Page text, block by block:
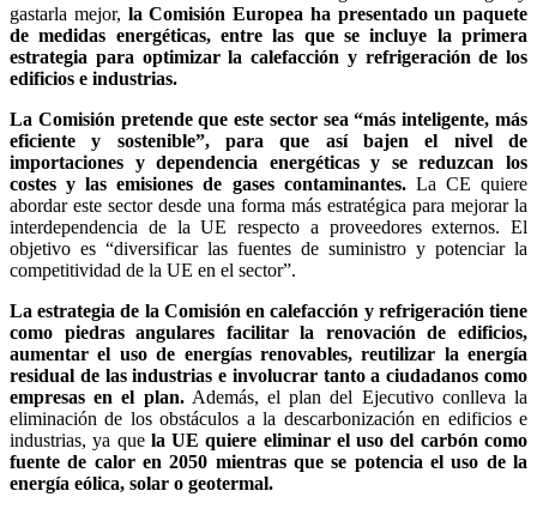
gastarla mejor, la Comisión Europea ha presentado un paquete
de medidas energéticas, entre las que se incluye la primera
estrategia para optimizar la calefacción y refrigeración de los
edificios e industrias.
La Comisión pretende que este sector sea “más inteligente, más
eficiente y sostenible”, para que así bajen el nivel de
importaciones y dependencia energéticas y se reduzcan los
costes y las emisiones de gases contaminantes.La CE quiere
abordar este sector desde una forma más estratégica para mejorar la
interdependencia de la UE respecto a proveedores externos. El
objetivo es “diversificar las fuentes de suministro y potenciar la
competitividad de la UE en el sector”.
La estrategia de la Comisión en calefacción y refrigeración tiene
como piedras angulares facilitar la renovación de edificios,
aumentar el uso de energías renovables, reutilizar la energía
residual de las industrias e involucrar tanto a ciudadanos como
empresas en el plan.Además, el plan del Ejecutivo conlleva la
eliminación de los obstáculos a la descarbonización en edificios e
industrias, ya que la UE quiere eliminar el uso del carbón como
fuente de calor en 2050 mientras que se potencia el uso de la
energía eólica, solar o geotermal.